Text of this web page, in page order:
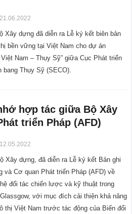
21.06.2022
Xây dựng đã diễn ra Lễ ký kết biên bản
bền vững tại Việt Nam cho dự án
Nam – Thụy Sỹ” giữa Cục Phát triển
bang Thụy Sỹ (SECO).
hợp tác giữa Bộ Xây
triển Pháp (AFD)
12.05.2022
Xây dựng, đã diễn ra Lễ ký kết Bản ghi
Cơ quan Phát triển Pháp (AFD) về
đối tác chiến lược và kỹ thuật trong
với mục đích cải thiện khả năng
thị Việt Nam trước tác động của Biến đối